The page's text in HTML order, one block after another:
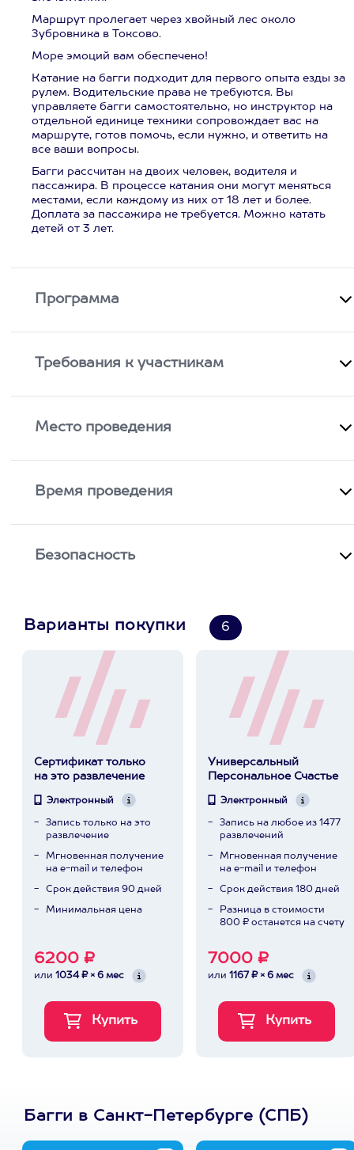
Маршрут пролегает через хвойный лес около
Зубровника в Токсово.
Море эмоций вам обеспечено!
Катание на багги подходит для первого опыта езды за
рулем. Водительские права не требуются. Вы
управляете багги самостоятельно, но инструктор на
отдельной единице техники сопровождает вас на
маршруте, готов помочь, если нужно, и ответить на
все ваши вопросы.
Багги рассчитан на двоих человек, водителя и
пассажира. В процессе катания они могут меняться
местами, если каждому из них от 18 лет и более.
Доплата за пассажира не требуется. Можно катать
детей от 3 лет.
Программа
Требования к участникам
Место проведения
Время проведения
Безопасность
Варианты покупки 6
Сертификат только
на это развлечение
Электронный
Запись только на это
развлечение
Мгновенная получение
на e-mail и телефон
Срок действия 90 дней
Минимальная цена
6200 ₽
или 1034 ₽ × 6 мес
Универсальный
Персональное Счастье
Электронный
Запись на любое из 1477
развлечений
Мгновенная получение
на e-mail и телефон
Срок действия 180 дней
Разница в стоимости
800 ₽ останется на счету
7000 ₽
или 1167 ₽ × 6 мес
Багги в Санкт-Петербурге (СПБ)